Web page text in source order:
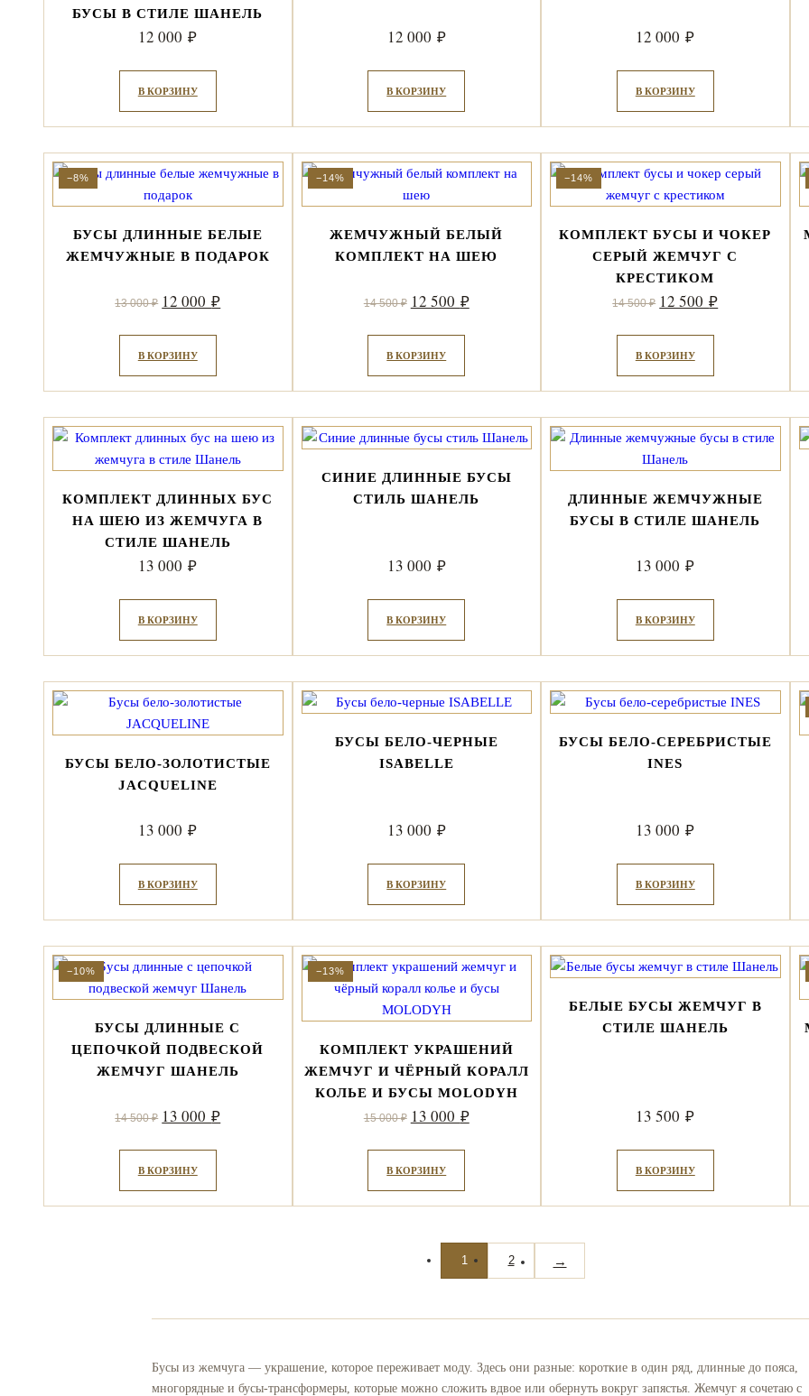
БУСЫ В СТИЛЕ ШАНЕЛЬ
12 000₽
В КОРЗИНУ
12 000 ₽
В КОРЗИНУ
12 000₽
В КОРЗИНУ
−8%
БУСЫ ДЛИННЫЕ БЕЛЫЕ
ЖЕМЧУЖНЫЕ В ПОДАРОК
13 000₽ Первоначальная
составляла
13
12 000₽Текущая
В КОРЗИНУ
−14%
ЖЕМЧУЖНЫЙ БЕЛЫЙ
КОМПЛЕКТ НА ШЕЮ
14 500₽ Первоначальная
составляла
14
12 500 ₽Текущая
В КОРЗИНУ
−14%
КОМПЛЕКТ БУСЫ И ЧОКЕР
СЕРЫЙ ЖЕМЧУГ С
КРЕСТИКОМ
14 500₽ Первоначальная
составляла
14
12 500₽Текущая
В КОРЗИНУ
КОМПЛЕКТ ДЛИННЫХ БУС
НА ШЕЮ ИЗ ЖЕМЧУГА В
СТИЛЕ ШАНЕЛЬ
13 000₽
В КОРЗИНУ
СИНИЕ ДЛИННЫЕ БУСЫ
СТИЛЬ ШАНЕЛЬ
13 000 ₽
В КОРЗИНУ
ДЛИННЫЕ ЖЕМЧУЖНЫЕ
БУСЫ В СТИЛЕ ШАНЕЛЬ
13 000₽
В КОРЗИНУ
БУСЫ БЕЛО-ЗОЛОТИСТЫЕ
JACQUELINE
13 000₽
В КОРЗИНУ
БУСЫ БЕЛО-ЧЕРНЫЕ
ISABELLE
13 000 ₽
В КОРЗИНУ
БУСЫ БЕЛО-СЕРЕБРИСТЫЕ
INES
13 000₽
В КОРЗИНУ
−10%
БУСЫ ДЛИННЫЕ С
ЦЕПОЧКОЙ ПОДВЕСКОЙ
ЖЕМЧУГ ШАНЕЛЬ
14 500₽ Первоначальная
составляла
14
13 000₽Текущая
В КОРЗИНУ
−13%
КОМПЛЕКТ УКРАШЕНИЙ
ЖЕМЧУГ И ЧЁРНЫЙ КОРАЛЛ
КОЛЬЕ И БУСЫ MOLODYH
15 000₽ Первоначальная
составляла
15
13 000 ₽Текущая
В КОРЗИНУ
БЕЛЫЕ БУСЫ ЖЕМЧУГ В
СТИЛЕ ШАНЕЛЬ
13 500₽
В КОРЗИНУ
1 2 →
Бусы из жемчуга — украшение, которое переживает моду. Здесь они разные: короткие в один ряд, длинные до пояса,
многорядные и бусы-трансформеры, которые можно сложить вдвое или обернуть вокруг запястья. Жемчуг я сочетаю с